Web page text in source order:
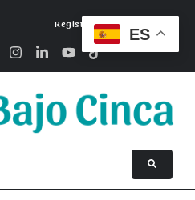
Registrarse
ES